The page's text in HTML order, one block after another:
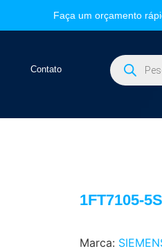
Faça um orçamento
Contato
1FT7105-
Marca: